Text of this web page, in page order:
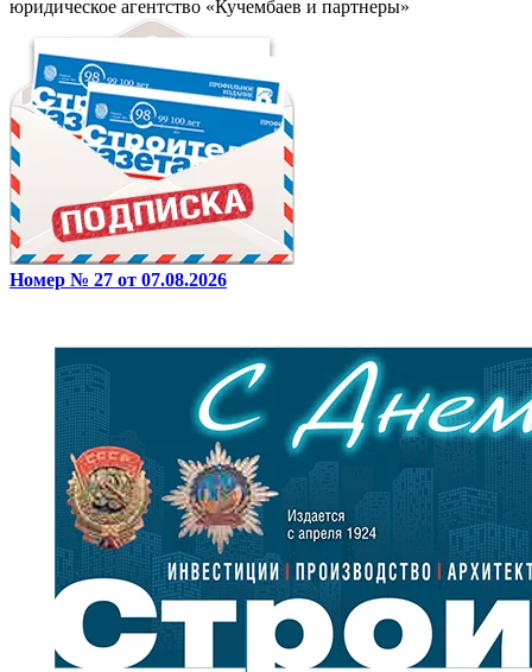
юридическое агентство «Кучембаев и партнеры»
Номер № 27 от 07.08.2026